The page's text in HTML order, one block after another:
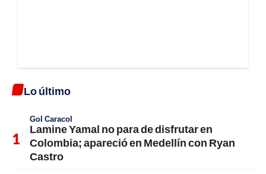
Lo último
Gol Caracol
Lamine Yamal no para de disfrutar en
Colombia; apareció en Medellín con Ryan
Castro